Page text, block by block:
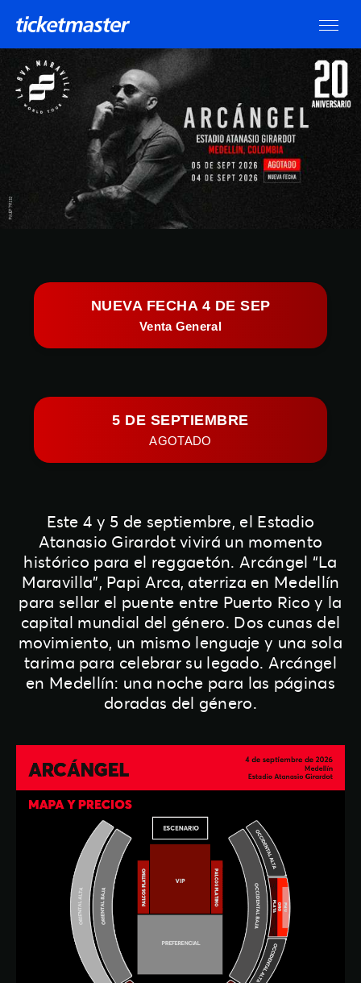
NUEVA FECHA 4 DE SEP
Venta General
5 DE SEPTIEMBRE
AGOTADO
Este 4 y 5 de septiembre, el Estadio
Atanasio Girardot vivirá un momento
histórico para el reggaetón. Arcángel “La
Maravilla”, Papi Arca, aterriza en Medellín
para sellar el puente entre Puerto Rico y la
capital mundial del género. Dos cunas del
movimiento, un mismo lenguaje y una sola
tarima para celebrar su legado. Arcángel
en Medellín: una noche para las páginas
doradas del género.